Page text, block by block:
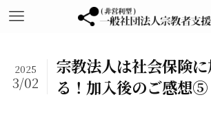
宗教法人は社会保険
る！加入後のご感想⑤
2025
3/02